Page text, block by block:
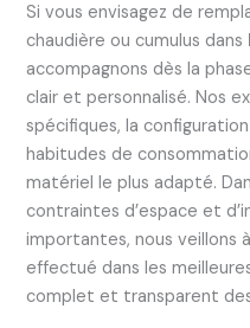
Si vous envisagez de
chaudière ou cumulus dans
accompagnons dès la
clair et personnalisé. Nos
spécifiques, la
habitudes de
matériel le plus adapté.
contraintes d’espace et
importantes, nous veillons
effectué dans les
complet et transparent